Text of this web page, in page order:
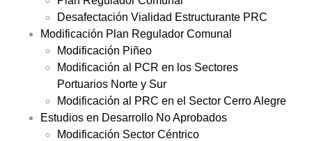
Desafectación Vialidad Estructurante PRC
Modificación Plan Regulador Comunal
Modificación Piñeo
Modificación al PCR en los Sectores
Portuarios Norte y Sur
Modificación al PRC en el Sector Cerro Alegre
Estudios en Desarrollo No Aprobados
Modificación Sector Céntrico